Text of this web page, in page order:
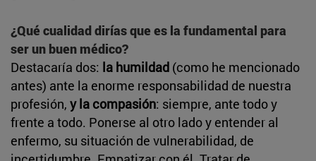
¿Qué cualidad dirías que es la fundamental para
ser un buen médico?
Destacaría dos: la humildad (como he mencionado
antes) ante la enorme responsabilidad de nuestra
profesión, y la compasión: siempre, ante todo y
frente a todo. Ponerse al otro lado y entender al
enfermo, su situación de vulnerabilidad, de